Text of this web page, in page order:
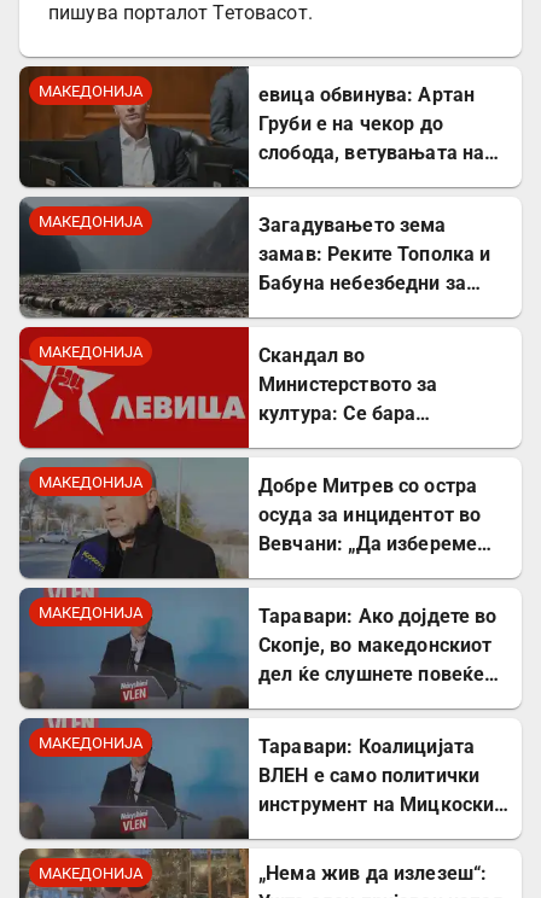
пишува порталот Тетовасот.
МАКЕДОНИЈА
евица обвинува: Артан
Груби е на чекор до
слобода, ветувањата на
потсмев
МАКЕДОНИЈА
Загадувањето зема
замав: Реките Тополка и
Бабуна небезбедни за
МАКЕДОНИЈА
Скандал во
Министерството за
култура: Се бара
рок од три дена!
МАКЕДОНИЈА
Добре Митрев со остра
осуда за инцидентот во
Вевчани: „Да избереме
МАКЕДОНИЈА
Таравари: Ако дојдете во
Скопје, во македонскиот
дел ќе слушнете повеќе
на српски
МАКЕДОНИЈА
Таравари: Коалицијата
ВЛЕН е само политички
инструмент на Мицкоски,
само декор
МАКЕДОНИЈА
„Нема жив да излезеш“: